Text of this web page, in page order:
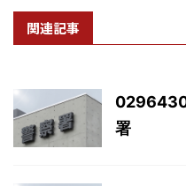
関連記事
署